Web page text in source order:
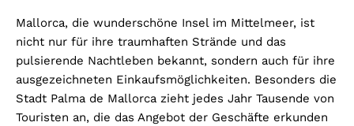
Mallorca, die wunderschöne Insel im Mittelmeer, ist
nicht nur für ihre traumhaften Strände und das
pulsierende Nachtleben bekannt, sondern auch für ihre
ausgezeichneten Einkaufsmöglichkeiten. Besonders die
Stadt Palma de Mallorca zieht jedes Jahr Tausende von
Touristen an, die das Angebot der Geschäfte erkunden